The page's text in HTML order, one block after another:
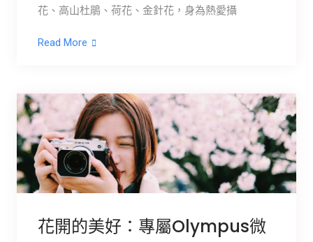
花、高山杜鵑、荷花、金針花，身為熱愛攝
Read More
花開的美好：專屬Olympus微